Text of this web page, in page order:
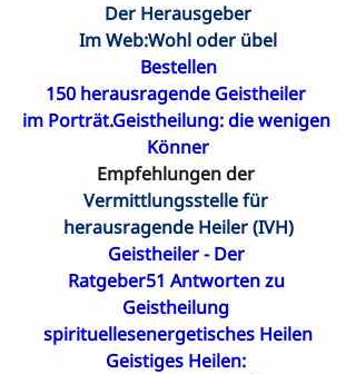
Der Herausgeber
Im Web:Wohl oder übel
Bestellen
150 herausragende Geistheiler
im Porträt.Geistheilung: die wenigen
Könner
Empfehlungen der
Vermittlungsstelle für
herausragende Heiler (IVH)
Geistheiler - Der
Ratgeber51 Antworten zu
Geistheilung
spirituellesenergetisches Heilen
Geistiges Heilen: